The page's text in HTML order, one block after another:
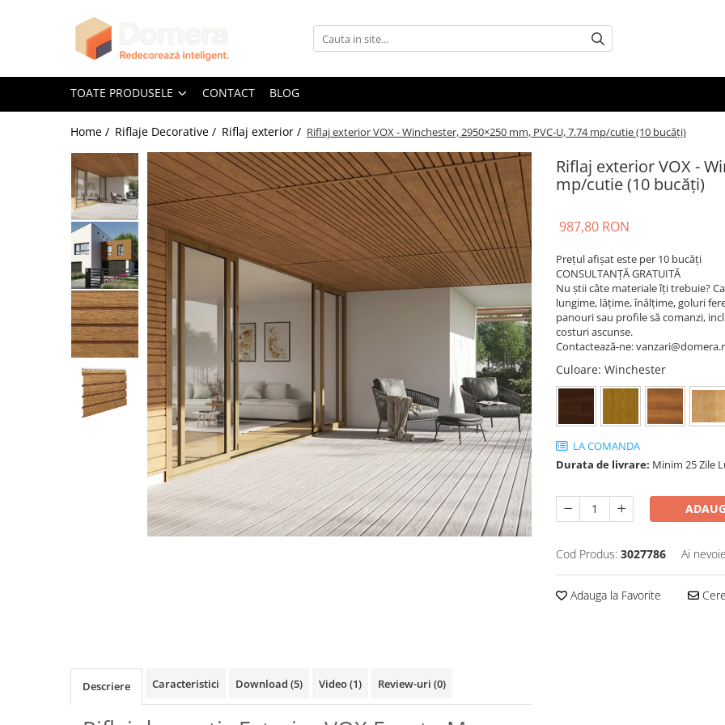
Toate Produsele
Parchet SPC
Riflaje Decorative
Riflaj exterior
Riflaje Interioare
Glafuri Interioare
Glafuri Exterioare
Plinte, Plinte PVC, Plinte MDF
Plinte MDF Premium
Accesorii Plinte
Terminatii Plinta
Colt Exterior Plinta
Colt Interior Plinta
Accesorii Riflaje Decorative
Lambriuri PVC
TOATE PRODUSELE CONTACT BLOG
Home / Riflaje Decorative / Riflaj exterior / Riflaj exterior VOX - Winchester, 2950×250 mm, PVC-U, 7.74 mp/cutie (10 bucăți)
Riflaj exterior VOX -
mp/cutie (10 bucăți)
987,80 RON
Prețul afișat este per 10 bucăți
CONSULTANȚĂ GRATUITĂ
Nu știi câte materiale îți trebuie?
lungime, lățime, înălțime, goluri
panouri sau profile să comanzi,
costuri ascunse.
Contactează-ne:
Culoare: Winchester
LA COMANDA
Durata de livrare: Minim 25 Zile
Cod Produs: 3027786 Ai
Adauga la Favorite
Descriere Caracteristici Download (5) Video(1) Review-uri (0)